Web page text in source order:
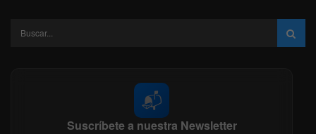
📬
Suscríbete a nuestra Newsletter